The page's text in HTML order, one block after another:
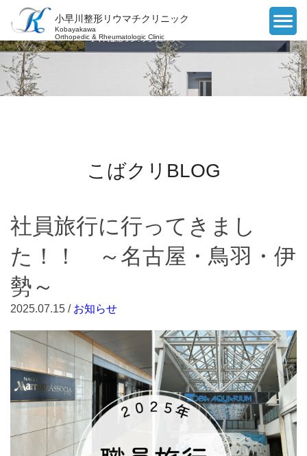
小早川整形リウマチクリニック
Kobayakawa
Orthopedic & Rheumatologic Clinic
こばクリBLOG
社員旅行に行ってきまし
た！！ ～名古屋・鳥羽・伊
勢～
2025.07.15 / お知らせ